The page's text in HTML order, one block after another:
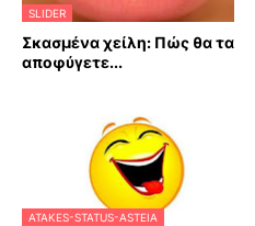
SLIDER
Σκασμένα χείλη: Πώς θα τα
αποφύγετε...
ATAKES-STATUS-ASTEIA